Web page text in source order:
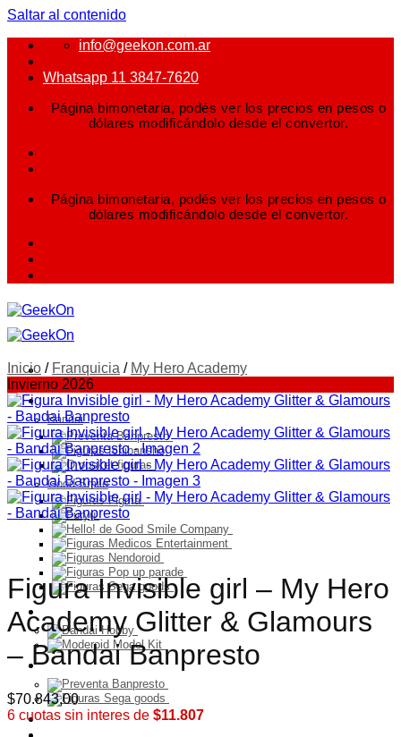
Saltar al contenido
info@geekon.com.ar
Whatsapp 11 3847-7620
Página bimonetaria, podés ver los precios en pesos o
dólares modificándolo desde el convertor.
Página bimonetaria, podés ver los precios en pesos o
dólares modificándolo desde el convertor.
FIGURAS
Bandai
Good Smile
Model Kit
PELUCHES
Franquicia
Inicio / Franquicia / My Hero Academy
Invierno 2026
Figura Invisible girl – My Hero
Academy Glitter & Glamours
– Bandai Banpresto
$70.843,00
6 cuotas sin interes de $11.807